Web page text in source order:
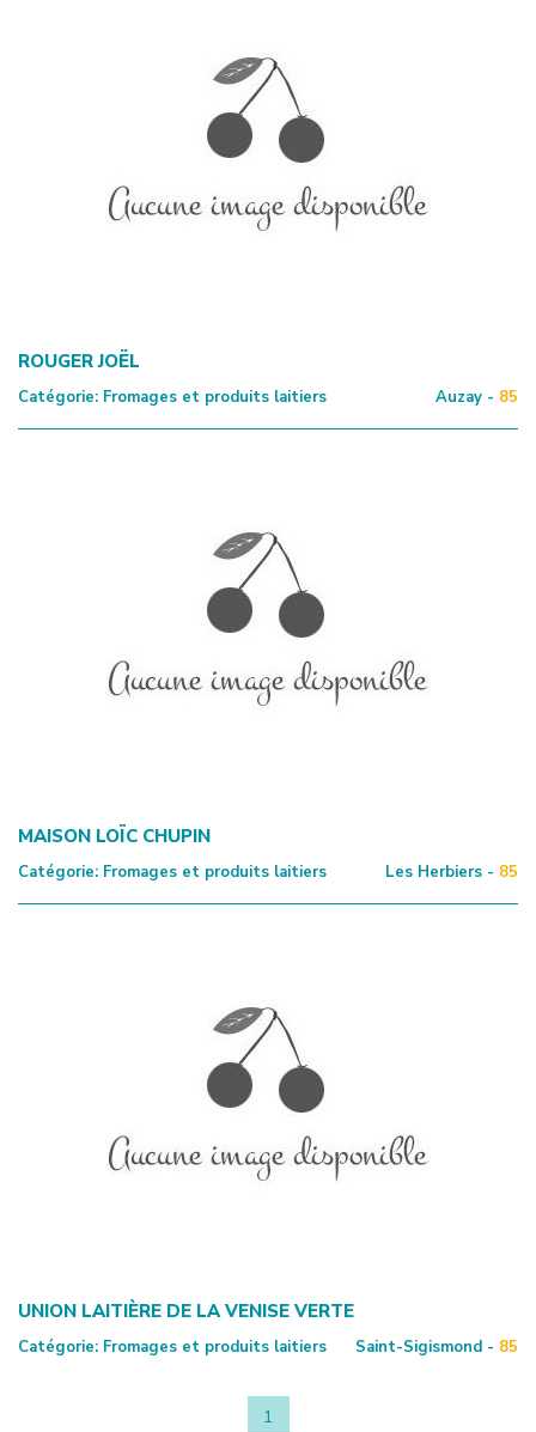
ROUGER JOËL
Catégorie: Fromages et produits laitiers Auzay - 85
MAISON LOÏC CHUPIN
Catégorie: Fromages et produits laitiers Les Herbiers - 85
UNION LAITIÈRE DE LA VENISE VERTE
Catégorie: Fromages et produits laitiers Saint-Sigismond - 85
1